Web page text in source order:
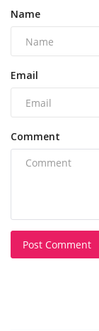
Name
Email
Comment
Post Comment